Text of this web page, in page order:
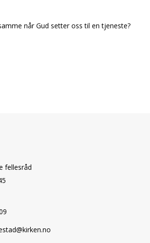
når Gud setter oss til en tjeneste?
fellesråd